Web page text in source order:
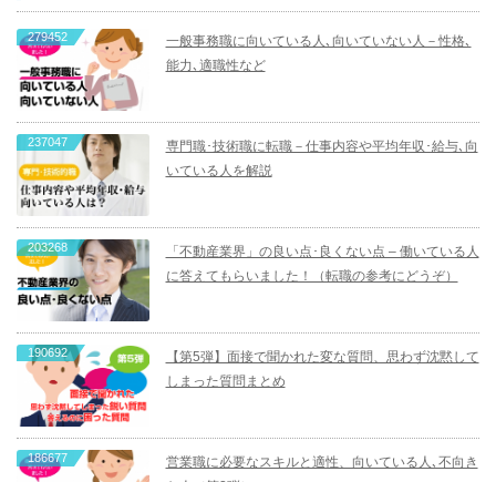
279452
一般事務職に向いている人､向いていない人－性格､
能力､適職性など
237047
専門職･技術職に転職－仕事内容や平均年収･給与､向
いている人を解説
203268
「不動産業界」の良い点･良くない点 – 働いている人
に答えてもらいました！（転職の参考にどうぞ）
190692
【第5弾】面接で聞かれた変な質問、思わず沈黙して
しまった質問まとめ
186677
営業職に必要なスキルと適性、向いている人､不向き